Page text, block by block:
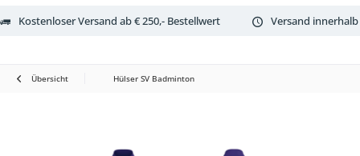
Kostenloser Versand ab € 250,- Bestellwert Versand
Übersicht Hülser SV Badminton